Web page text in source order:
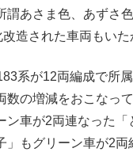
謂あさま色、あずさ
造された車両もいた
系が12両編成で所
数の増減をおこなっ
ン車が2両連なった「
」もグリーン車が2両